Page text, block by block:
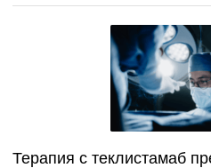
Терапия с теклистамаб